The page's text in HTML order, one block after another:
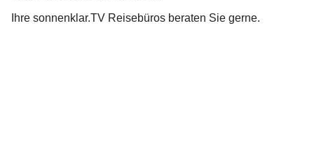
Ihre sonnenklar.TV Reisebüros beraten Sie gerne.